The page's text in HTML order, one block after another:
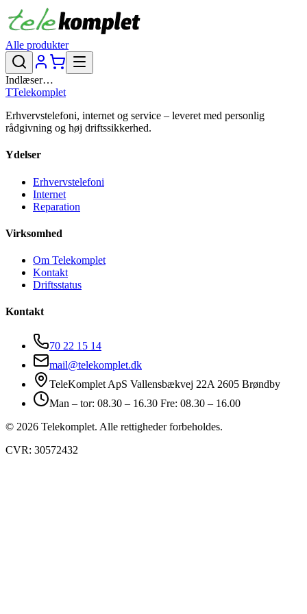
Alle produkter
Indlæser…
TTelekomplet
Erhvervstelefoni, internet og service – leveret med personlig
rådgivning og høj driftssikkerhed.
Ydelser
Erhvervstelefoni
Internet
Reparation
Virksomhed
Om Telekomplet
Kontakt
Driftsstatus
Kontakt
70 22 15 14
mail@telekomplet.dk
TeleKomplet ApS Vallensbækvej 22A 2605 Brøndby
Man – tor: 08.30 – 16.30 Fre: 08.30 – 16.00
© 2026 Telekomplet. Alle rettigheder forbeholdes.
CVR: 30572432